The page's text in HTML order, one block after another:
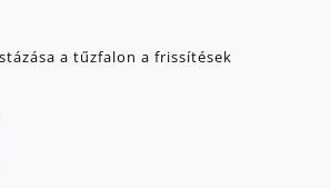
a tűzfalon a frissítések